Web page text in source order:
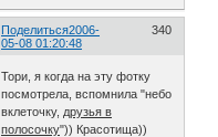
Поделиться 340
2006-
05-08 01:20:48
Тори, я когда на эту фотку
посмотрела, вспомнила "небо
вклеточку, друзья в
полосочку")) Красотища))